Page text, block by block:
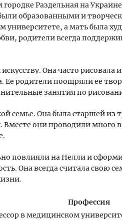
Раздельная на
образованными и
университете, а мать была
родители всегда
Она часто рисовала
родители поощряли ее
занятия по
семье. Она была старшей из
Вместе они проводили много
повлияли на Нелли и
Она всегда считала свою
Профессия
в медицинском